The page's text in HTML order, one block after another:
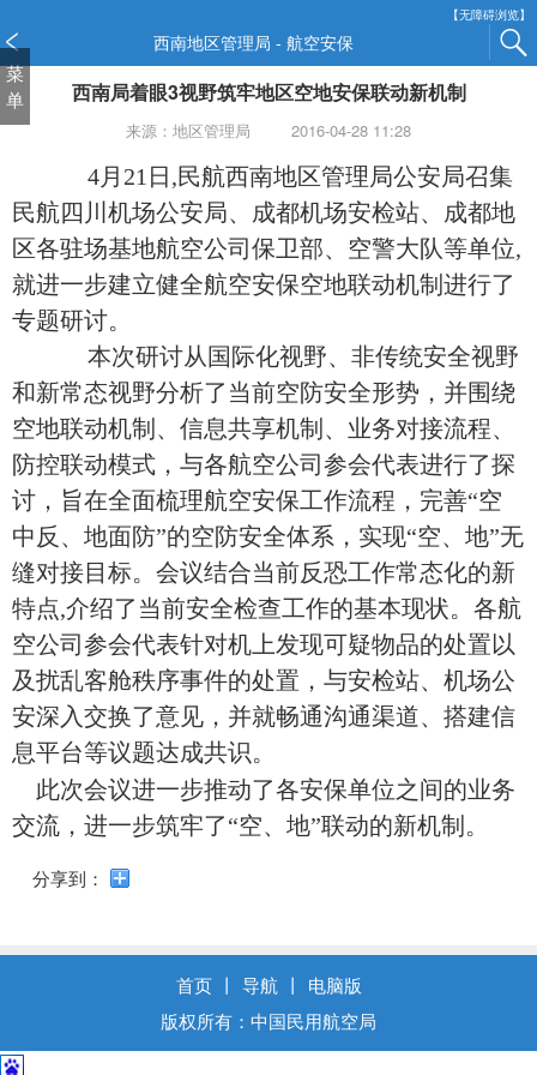
【无障碍浏览】
西南地区管理局 - 航空安保
菜
单
西南局着眼3视野筑牢地区空地安保联动新机制
来源：地区管理局 2016-04-28 11:28
4月 21 日 ,民航西南地区管理局公安局召集
民航四川机场公安局、成都机场安检站、成都地
区各驻场基地航空公司保卫部、空警大队等单位,
就进一步建立健全航空安保空地联动机制进行了
专题研讨。
本次研讨从国际化视野、非传统安全视野
和新常态视野分析了当前空防安全形势，并围绕
空地联动机制、信息共享机制、业务对接流程、
防控联动模式，与各航空公司参会代表进行了探
讨，旨在全面梳理航空安保工作流程，完善“空
中反、地面防”的空防安全体系，实现“空、地”无
缝对接目标。会议结合当前反恐工作常态化的新
特点,介绍了当前安全检查工作的基本现状。各航
空公司参会代表针对机上发现可疑物品的处置以
及扰乱客舱秩序事件的处置，与安检站、机场公
安深入交换了意见，并就畅通沟通渠道、搭建信
息平台等议题达成共识。
此次会议进一步推动了各安保单位之间的业务
交流，进一步筑牢了“空、地”联动的新机制。
分享到：
首页 丨 导航 丨
电脑版
版权所有：中国民用航空局
窗
口
打
碍
说
明
页
面,
加
浪
键
打
开
导
盲
模
式